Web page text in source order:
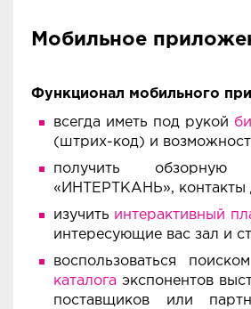
Мобильное
Функционал мобильного
всегда иметь под рукой
(штрих-код) и
получить
«ИНТЕРТКАНЬ», контакты
изучить интерактивный
интересующие вас зал и
воспользоваться
каталога экспонентов
поставщиков или